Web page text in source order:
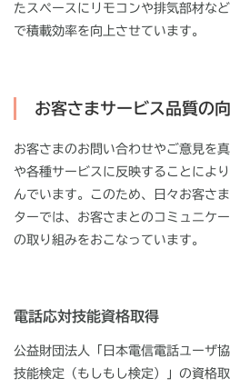
たスペースにリモコンや排気部材な
で積載効率を向上させています。
お客さまサービス品質の
お客さまのお問い合わせやご意見を
や各種サービスに反映することによ
んでいます。このため、日々お客さ
ターでは、お客さまとのコミュニケ
の取り組みをおこなっています。
電話応対技能資格取得
公益財団法人「日本電信電話ユーザ
技能検定（もしもし検定）」の資格